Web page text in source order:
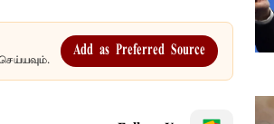
Add as Preferred Source